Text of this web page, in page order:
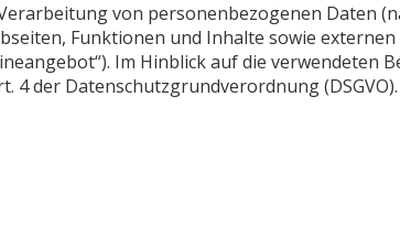
von personenbezogenen Daten
Funktionen und Inhalte sowie
Im Hinblick auf die verwendeten
4 der Datenschutzgrundverordnung (DSGVO).